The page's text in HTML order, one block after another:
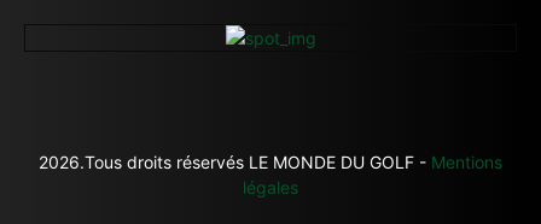
2026.Tous droits réservés LE MONDE DU GOLF - Mentions
légales